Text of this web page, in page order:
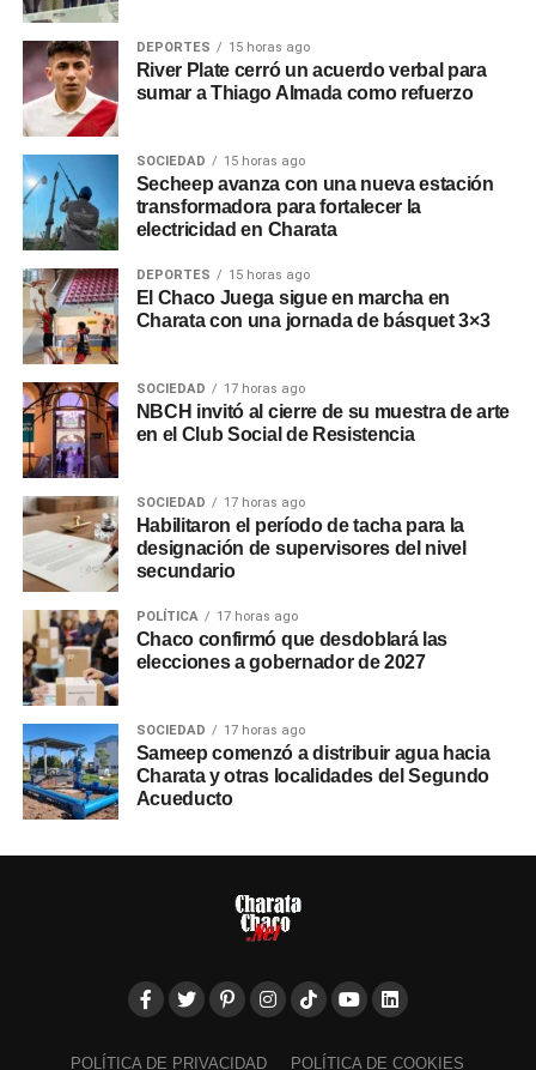
DEPORTES 15 horas ago
River Plate cerró un acuerdo verbal para
sumar a Thiago Almada como refuerzo
SOCIEDAD 15 horas ago
Secheep avanza con una nueva estación
transformadora para fortalecer la
electricidad en Charata
DEPORTES 15 horas ago
El Chaco Juega sigue en marcha en
Charata con una jornada de básquet 3×3
SOCIEDAD 17 horas ago
NBCH invitó al cierre de su muestra de arte
en el Club Social de Resistencia
SOCIEDAD 17 horas ago
Habilitaron el período de tacha para la
designación de supervisores del nivel
secundario
POLÍTICA 17 horas ago
Chaco confirmó que desdoblará las
elecciones a gobernador de 2027
SOCIEDAD 17 horas ago
Sameep comenzó a distribuir agua hacia
Charata y otras localidades del Segundo
Acueducto
POLÍTICA DE PRIVACIDAD POLÍTICA DE COOKIES